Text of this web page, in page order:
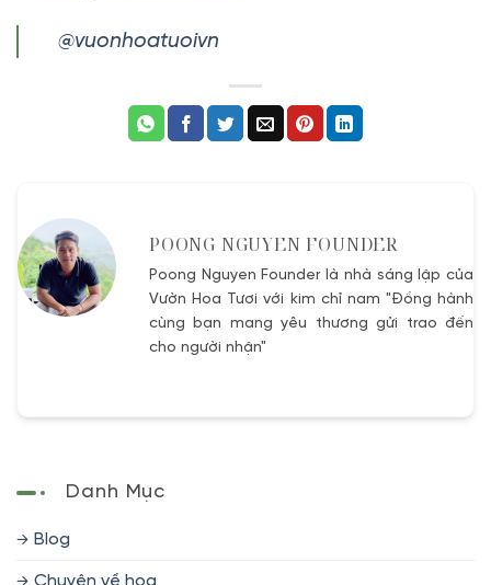
@vuonhoatuoivn
POONG NGUYEN FOUNDER
Poong Nguyen Founder là nhà sáng lập của
Vườn Hoa Tươi với kim chỉ nam "Đồng hành
cùng bạn mang yêu thương gửi trao đến
cho người nhận"
Danh Mục
Blog
Chuyện về hoa